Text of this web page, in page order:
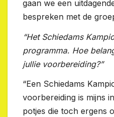
gaan we een
bespreken met de
“Het Schiedams
programma. Hoe
jullie voorbereiding?”
“Een Schiedams
voorbereiding is mijns
potjes die toch ergens